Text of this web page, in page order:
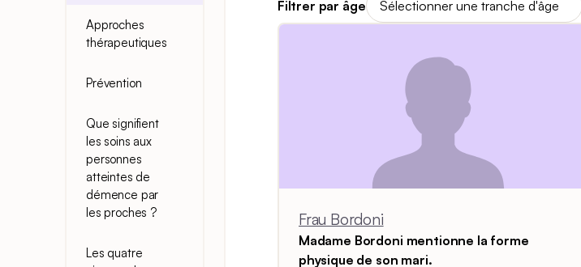
Approches
thérapeutiques
Prévention
Que signifient
les soins aux
personnes
atteintes de
démence par
les proches ?
Les quatre
Filtrer par âge Sélectionner une tranche d'âge
Frau Bordoni
Madame Bordoni mentionne la forme
physique de son mari.